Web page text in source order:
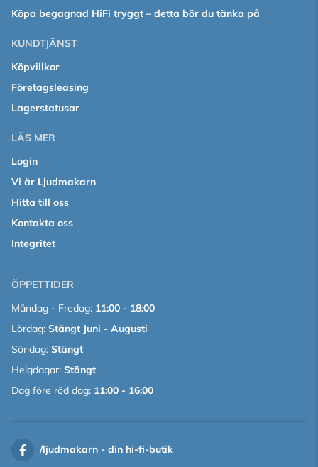
Köpa begagnad HiFi tryggt – detta bör du tänka på
KUNDTJÄNST
Köpvillkor
Företagsleasing
Lagerstatusar
LÄS MER
Login
Vi är Ljudmakarn
Hitta till oss
Kontakta oss
Integritet
ÖPPETTIDER
Måndag - Fredag: 11:00 - 18:00
Lördag: Stängt Juni - Augusti
Söndag: Stängt
Helgdagar: Stängt
Dag före röd dag: 11:00 - 16:00
/ljudmakarn - din hi-fi-butik